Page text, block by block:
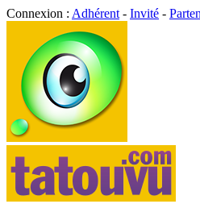
Connexion : Adhérent - Invité -